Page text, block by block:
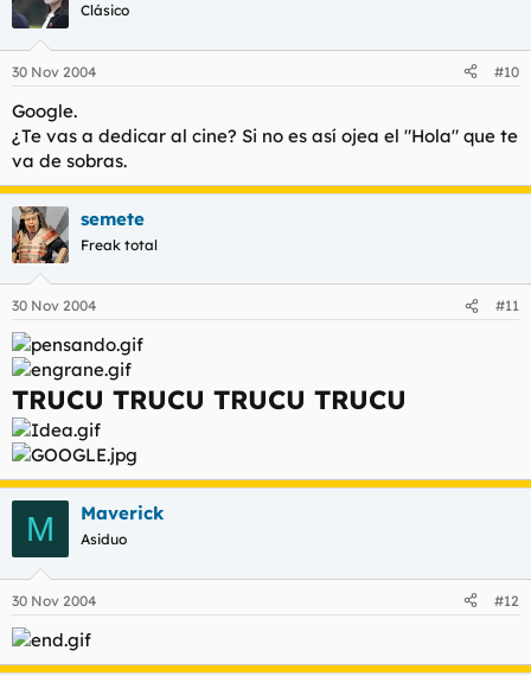
Clásico
30 Nov 2004 #10
Google.
¿Te vas a dedicar al cine? Si no es así ojea el "Hola" que te
va de sobras.
semete
Freak total
30 Nov 2004 #11
TRUCU TRUCU TRUCU TRUCU
M Maverick
Asiduo
30 Nov 2004 #12